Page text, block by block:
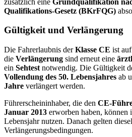
Qualifikations-Gesetz (BKrFQG)
Gültigkeit und Verlängerung
Die Fahrerlaubnis derKlasse CE ist auf
die Verlängerung sind erneut eine
ein Sehtest notwendig. Die Gültigkeit
Vollendung des 50. Lebensjahres ab
Jahre verlängert werden.
Führerscheininhaber, die den CE-
Januar 2013 erworben haben, können
Lebensjahr nutzen. Danach gelten
Verlängerungsbedingungen.